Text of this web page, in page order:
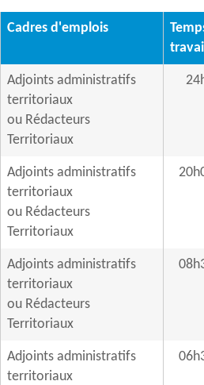
Cadres d'emplois
Adjoints administratifs
territoriaux
ou Rédacteurs
Territoriaux
Adjoints administratifs
territoriaux
ou Rédacteurs
Territoriaux
Adjoints administratifs
territoriaux
ou Rédacteurs
Territoriaux
Adjoints administratifs
territoriaux